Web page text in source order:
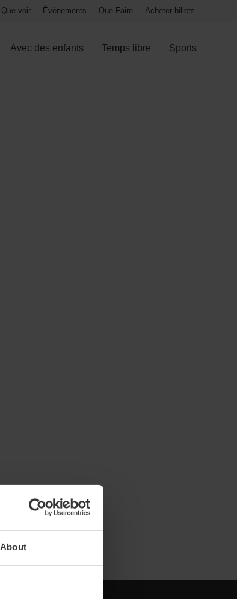
About
Que voir Évènements Que Faire Acheter billets
Avec des enfants Temps libre Sports